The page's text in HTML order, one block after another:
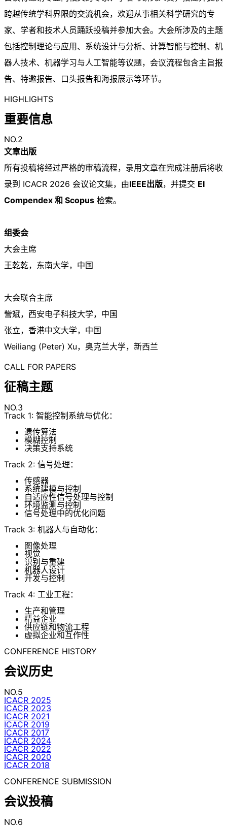
跨越传统学科界限的交流机会，欢迎从事相关科学研究的专
家、学者和技术人员踊跃投稿并参加大会。大会所涉及的主题
包括控制理论与应用、系统设计与分析、计算智能与控制、机
器人技术、机器学习与人工智能等议题，会议流程包含主旨报
告、特邀报告、口头报告和海报展示等环节。
HIGHLIGHTS
重要信息
NO.2
文章出版
所有投稿将经过严格的审稿流程，录用文章在完成注册后将收
录到 ICACR 2026 会议论文集，由IEEE出版，并提交 EI
Compendex 和 Scopus 检索。
组委会
大会主席
王乾乾，东南大学，中国
大会联合主席
訾斌，西安电子科技大学，中国
张立，香港中文大学，中国
Weiliang (Peter) Xu，奥克兰大学，新西兰
CALL FOR PAPERS
征稿主题
NO.3
Track 1: 智能控制系统与优化：
遗传算法
模糊控制
决策支持系统
Track 2: 信号处理：
传感器
系统建模与控制
自适应性信号处理与控制
环境监测与控制
信号处理中的优化问题
Track 3: 机器人与自动化：
图像处理
视觉
识别与重建
机器人设计
开发与控制
Track 4: 工业工程：
生产和管理
精益企业
供应链和物流工程
虚拟企业和互作性
CONFERENCE HISTORY
会议历史
NO.5
ICACR 2025
ICACR 2023
ICACR 2021
ICACR 2019
ICACR 2017
ICACR 2024
ICACR 2022
ICACR 2020
ICACR 2018
CONFERENCE SUBMISSION
会议投稿
NO.6